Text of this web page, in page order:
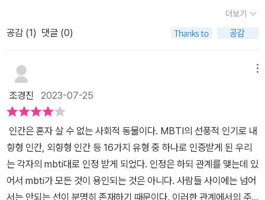
s(예라고 말해야 예)’를 강조한다. 명확하고 적극적인 동의만을 진짜
동의로 보고, 침묵이나 머뭇거림 등은 거절로 간주해야 한다는 것이
다. 동의 여부를 성폭력 판단 기준으로 삼는 것은 거스를 수 없는 세계
적 흐름이 되었다. 저자는 특히 연인 간 스킨십에 있어 매번 동의를 구
하는 일은 결코 ‘지질한’ 태도가 아니며, 도리어 상대를 섬세하게 헤아
리는 일이라고 말한다. 스토킹, 데이트 폭력은 모두 경계 침범 행위다
좀 더 빨리 알수록 좋은 청소년 시민의 기초 교양 경계 존중과 동의 구
하기 과정은 왜 이토록 중요할까? 일상에서 경계를 침범하지 않으려
노력할수록 스토킹, 성추행, 성희롱, 데이트 폭력 등 성폭력을 예방할
수 있기 때문이다. 「성폭력 생각해 보기」라는 별면에서 성적 자기 결
정권과 성폭력을 한층 더 깊이 다루는 이 책은 학교 현장에서는 좀처
범죄 예방으로도 확장되니 더욱 중요하다. “유엔여성차별철폐위원
회 일반 권고 제35호 「여성에 관한 모든 형태의 차별 철폐에 대한 협
약」을 보면 “부부·지인·데이트 강간을 포함하여 성범죄의 정의가 자
유로운 동의의 부재에 기반을 둔 강압적인 상황을 고려한 것으로 보
장하라”라고 명시합니다.” 어른이라 할 말이 더 없이 부끄러운 시절,
명백한 악의를 가지고 혹은 의도적으로 혹은 이익 추구를 위해 타인
을 공격 대상으로 삼아 모욕하고 죽어라 돌팔매질도 서슴지 않는 폭
력적인 사회에서 비극을 막기 위해 이른 시기부터 꼭 필요한 교육이
다. 많은 분들이 읽었으면 좋겠다. 살던 대로 하던 대로 말하던 대로,
너무 당연하고 쉽게 우리가 동의를 구하지 않고 하는 행동을 돌아보
고, 익숙해질 때까지는 노력이 필요한 의식적인 연습이 필요한 중요
더보기
공감 (1) 댓글 (0)
조경진 2023-07-25
인간은 혼자 살 수 없는 사회적 동물이다. MBTI의 선풍적 인기로 내
향형 인간, 외향형 인간 등 16가지 유형 중 하나로 인증받게 된 우리
는 각자의 mbti대로 인정 받게 되었다. 인정은 하되 관계를 맺는데 있
어서 mbti가 모든 것이 용인되는 것은 아니다. 사람들 사이에는 넘어
서는 안되는 선이 분명히 존재하기 때문이다. 이러한 관계에서의 주